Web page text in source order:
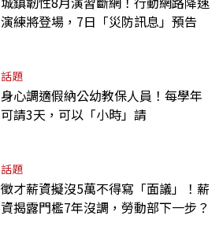
演練將登場，7日「災防訊息」預告
話題
身心調適假納公幼教保人員！每學年
可請3天，可以「小時」請
話題
徵才薪資擬沒5萬不得寫「面議」！薪
資揭露門檻7年沒調，勞動部下一步？